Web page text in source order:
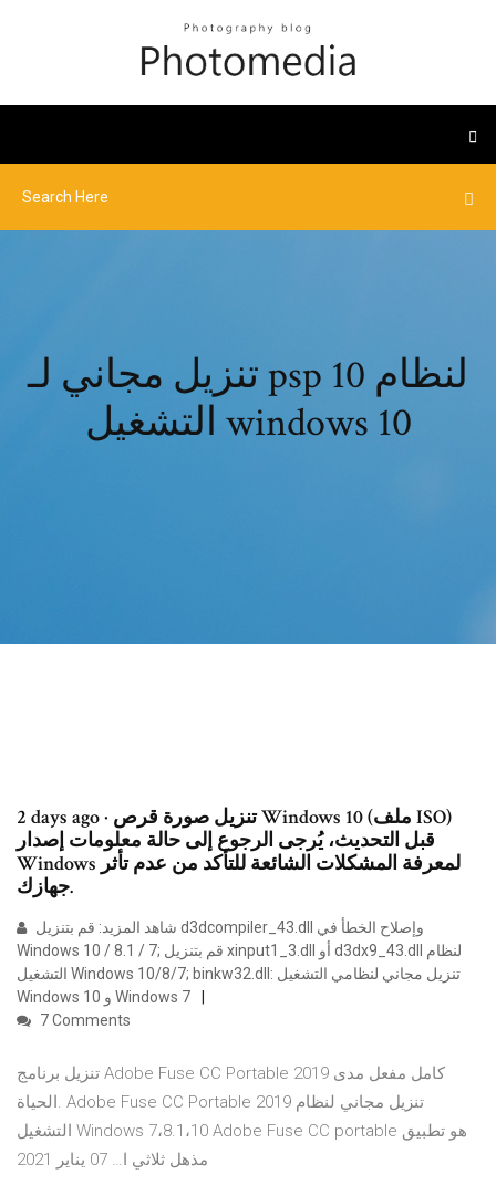
تنزيل مجاني لـ psp 10 لنظام
التشغيل windows 10
2 days ago · تنزيل صورة قرص Windows 10 (ملف ISO)
قبل التحديث، يُرجى الرجوع إلى حالة معلومات إصدار
Windows لمعرفة المشكلات الشائعة للتأكد من عدم تأثر
جهازك.
Windows 10 / 8.1 / 7; قم بتنزيل xinput1_3.dll أو d3dx9_43.dll لنظام
التشغيل Windows 10/8/7; binkw32.dll: تنزيل مجاني لنظامي التشغيل
Windows 10 و Windows 7
7 Comments
تنزيل برنامج Adobe Fuse CC Portable 2019 كامل مفعل مدى
الحياة. Adobe Fuse CC Portable 2019 تنزيل مجاني لنظام
التشغيل Windows 7،8.1،10 Adobe Fuse CC portable هو تطبيق
مذهل ثلاثي ا… 07 يناير 2021